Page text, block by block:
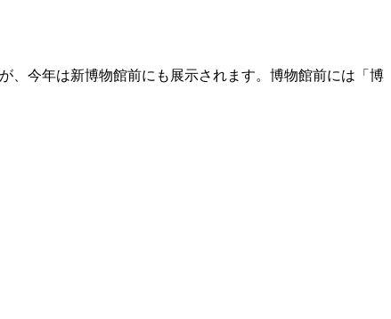
、 今年は新博物館前にも展示されます。博物館前には「博